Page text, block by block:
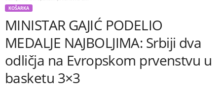
KOŠARKA
MINISTAR GAJIĆ PODELIO
MEDALJE NAJBOLJIMA: Srbiji dva
odličja na Evropskom prvenstvu u
basketu 3×3